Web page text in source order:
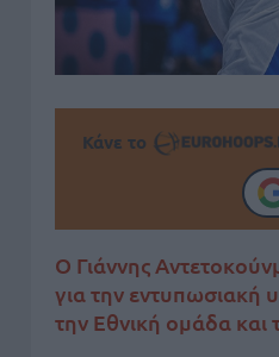
Κάνε το
Ο Γιάννης
για την
την Εθνική ομάδα και